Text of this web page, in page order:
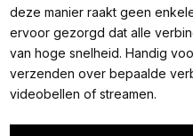
deze manier raakt geen
ervoor gezorgd dat alle
van hoge snelheid. Handig
verzenden over bepaalde
videobellen of streamen.